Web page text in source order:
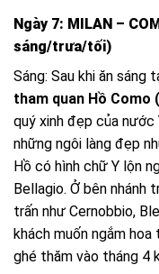
Ngày 7: MILAN –
sáng/trưa/tối)
Sáng: Sau khi ăn sáng
tham quan Hồ Como
quý xinh đẹp của nước
những ngôi làng đẹp
Hồ có hình chữ Y lộn
Bellagio. Ở bên nhánh
trấn như Cernobbio,
khách muốn ngắm
ghé thăm vào tháng 4